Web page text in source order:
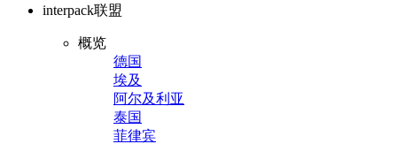
interpack联盟
概览
德国
埃及
阿尔及利亚
泰国
菲律宾